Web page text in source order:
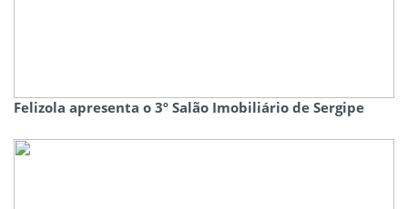
Felizola apresenta o 3º Salão Imobiliário de Sergipe